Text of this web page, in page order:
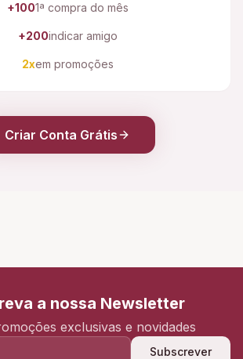
+1001ª compra do mês
+200indicar amigo
2xem promoções
Criar Conta Grátis
a nossa Newsletter
exclusivas e novidades
Subscrever